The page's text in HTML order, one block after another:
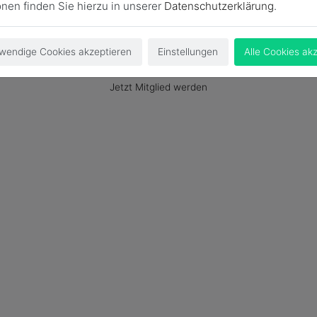
Login
Jetzt Mitglied werden
finden Sie hierzu in unserer Datenschutzerklärung.
Cookies akzeptieren Einstellungen Alle Cookies